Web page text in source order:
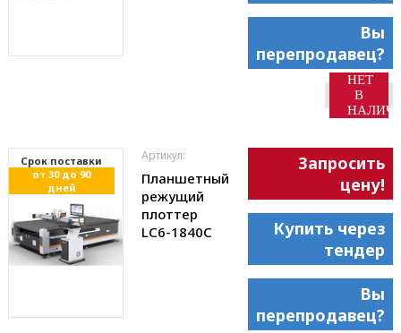
Вы
перепродавец?
НЕТ
В
Cрок поставки
от 30 до 90
дней
Артикул:
Планшетный
режущий
плоттер
LC6-1840С
Запросить
цену!
Купить через
тендер
Вы
перепродавец?